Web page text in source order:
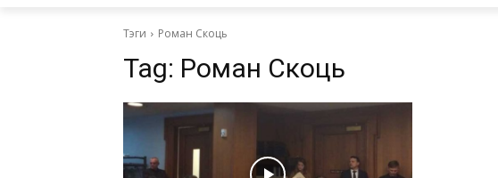
Тэги Роман Скоць
Tag: Роман Скоць